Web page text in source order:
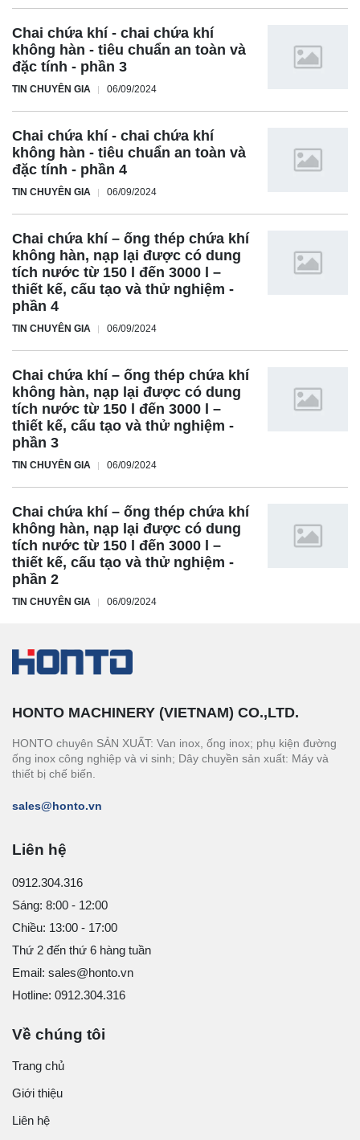
Chai chứa khí - chai chứa khí
không hàn - tiêu chuẩn an toàn và
đặc tính - phần 3
TIN CHUYÊN GIA 06/09/2024
Chai chứa khí - chai chứa khí
không hàn - tiêu chuẩn an toàn và
đặc tính - phần 4
TIN CHUYÊN GIA 06/09/2024
Chai chứa khí – ống thép chứa khí
không hàn, nạp lại được có dung
tích nước từ 150 l đến 3000 l –
thiết kế, cấu tạo và thử nghiệm -
phần 4
TIN CHUYÊN GIA 06/09/2024
Chai chứa khí – ống thép chứa khí
không hàn, nạp lại được có dung
tích nước từ 150 l đến 3000 l –
thiết kế, cấu tạo và thử nghiệm -
phần 3
TIN CHUYÊN GIA 06/09/2024
Chai chứa khí – ống thép chứa khí
không hàn, nạp lại được có dung
tích nước từ 150 l đến 3000 l –
thiết kế, cấu tạo và thử nghiệm -
phần 2
TIN CHUYÊN GIA 06/09/2024
HONTO MACHINERY (VIETNAM) CO.,LTD.
HONTO chuyên SẢN XUẤT: Van inox, ống inox; phụ kiện đường
ống inox công nghiệp và vi sinh; Dây chuyền sản xuất: Máy và
thiết bị chế biến.
sales@honto.vn
Liên hệ
0912.304.316
Sáng: 8:00 - 12:00
Chiều: 13:00 - 17:00
Thứ 2 đến thứ 6 hàng tuần
Email: sales@honto.vn
Hotline: 0912.304.316
Về chúng tôi
Trang chủ
Giới thiệu
Liên hệ